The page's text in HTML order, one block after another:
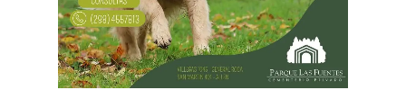
reforzado con dos nuevas cuadrillas de trabajo y dos
camiones bacheadores, lo que permitirá incrementar
el ritmo de ejecución y optimizar las tareas de
mantenimiento en distintos puntos del Alto Valle.